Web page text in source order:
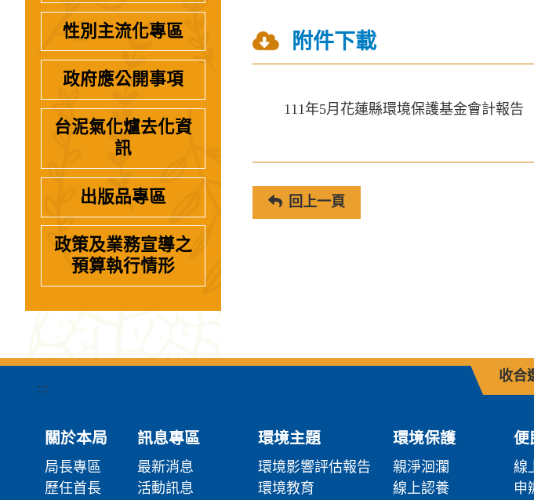
性別主流化專區
政府應公開事項
台泥氣化爐去化資
訊
出版品專區
政策及業務宣導之
預算執行情形
附件下載
111年5月花蓮縣環境保護基金會計報告
回上一頁
收合
:::
關於本局
局長專區
歷任首長
訊息專區
最新消息
活動訊息
環境主題
環境影響評估報告
環境教育
環境保護
親淨洄瀾
線上認養
便
線
申